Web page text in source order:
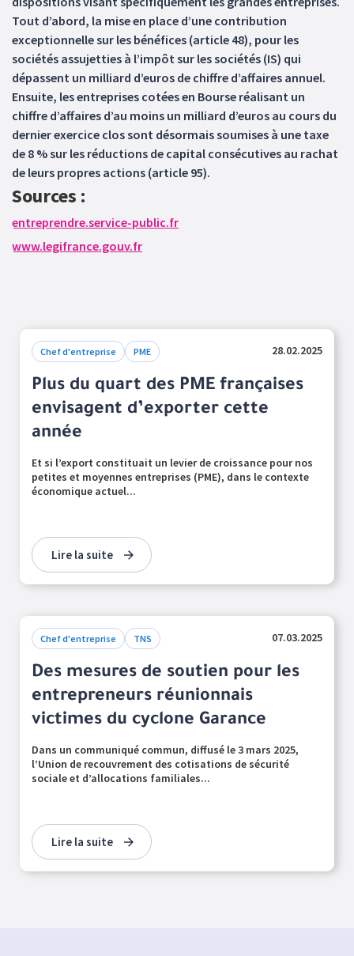
Tout d’abord, la mise en place d’une contribution
exceptionnelle sur les bénéfices (article 48), pour les
sociétés assujetties à l’impôt sur les sociétés (IS) qui
dépassent un milliard d’euros de chiffre d’affaires annuel.
Ensuite, les entreprises cotées en Bourse réalisant un
chiffre d’affaires d’au moins un milliard d’euros au cours du
dernier exercice clos sont désormais soumises à une taxe
de 8 % sur les réductions de capital consécutives au rachat
de leurs propres actions (article 95).
Sources :
entreprendre.service-public.fr
www.legifrance.gouv.fr
Chef d'entreprise PME 28.02.2025
Plus du quart des PME françaises
envisagent d’exporter cette
année
Et si l’export constituait un levier de croissance pour nos
petites et moyennes entreprises (PME), dans le contexte
économique actuel...
Lire la suite
Chef d'entreprise TNS 07.03.2025
Des mesures de soutien pour les
entrepreneurs réunionnais
victimes du cyclone Garance
Dans un communiqué commun, diffusé le 3 mars 2025,
l’Union de recouvrement des cotisations de sécurité
sociale et d’allocations familiales...
Lire la suite